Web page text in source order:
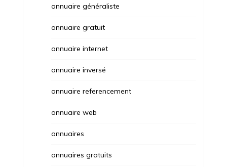
annuaire généraliste
annuaire gratuit
annuaire internet
annuaire inversé
annuaire referencement
annuaire web
annuaires
annuaires gratuits